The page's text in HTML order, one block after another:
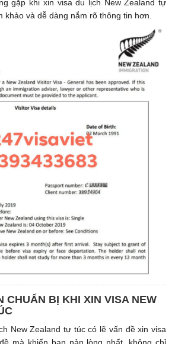
gặp khi xin visa du lịch New Zealand tự
khảo và dễ dàng nắm rõ thông tin hơn.
CHUẨN BỊ KHI XIN VISA NEW
New Zealand tự túc có lẽ vấn đề xin visa